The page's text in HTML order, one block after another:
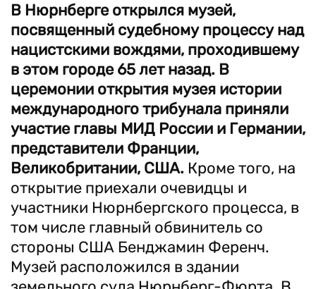
В Нюрнберге открылся музей,
посвященный судебному процессу над
нацистскими вождями, проходившему
в этом городе 65 лет назад. В
церемонии открытия музея истории
международного трибунала приняли
участие главы МИД России и Германии,
представители Франции,
Великобритании, США. Кроме того, на
открытие приехали очевидцы и
участники Нюрнбергского процесса, в
том числе главный обвинитель со
стороны США Бенджамин Ференч.
Музей расположился в здании